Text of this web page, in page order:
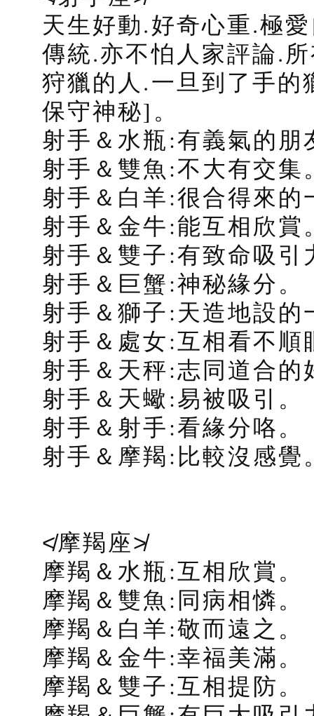
天生好動.好奇心重.極
傳統.亦不怕人家評論.
狩獵的人.一旦到了手
保守神秘]。
射手＆水瓶:有義氣的朋
射手＆雙魚:不大有交集
射手＆白羊:很合得來的
射手＆金牛:能互相欣賞
射手＆雙子:有致命吸引
射手＆巨蟹:神秘緣分。
射手＆獅子:天造地設的
射手＆處女:互相看不順
射手＆天秤:志同道合的
射手＆天蠍:易被吸引。
射手＆射手:看緣分咯。
射手＆摩羯:比較沒感覺
≮摩羯座≯
摩羯＆水瓶:互相欣賞。
摩羯＆雙魚:同病相憐。
摩羯＆白羊:敬而遠之。
摩羯＆金牛:幸福美滿。
摩羯＆雙子:互相提防。